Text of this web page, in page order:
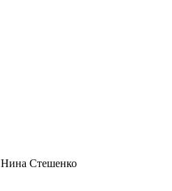
Нина Стешенко